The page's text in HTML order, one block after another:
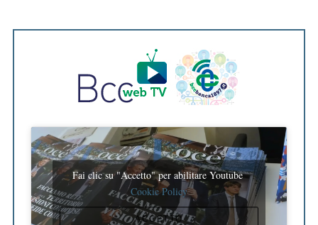
Fai clic su "Accetto" per abilitare Youtube
Cookie Policy
ACCETTO